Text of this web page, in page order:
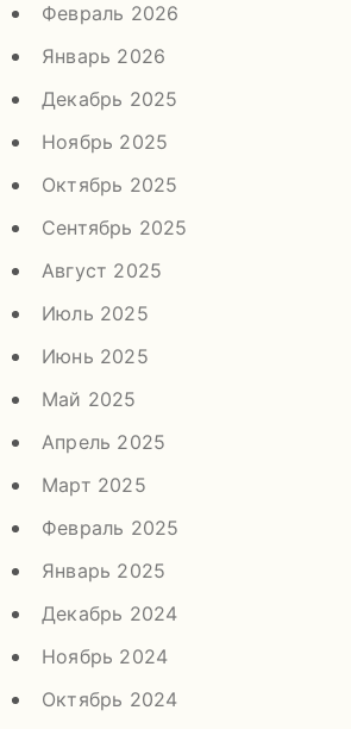
Февраль 2026
Январь 2026
Декабрь 2025
Ноябрь 2025
Октябрь 2025
Сентябрь 2025
Август 2025
Июль 2025
Июнь 2025
Май 2025
Апрель 2025
Март 2025
Февраль 2025
Январь 2025
Декабрь 2024
Ноябрь 2024
Октябрь 2024